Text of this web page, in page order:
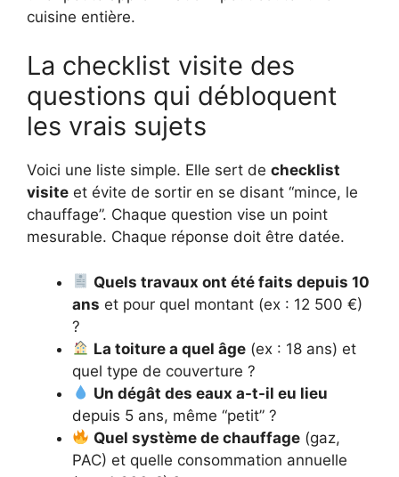
cuisine entière.
La checklist visite des
questions qui débloquent
les vrais sujets
Voici une liste simple. Elle sert de checklist
visite et évite de sortir en se disant “mince, le
chauffage”. Chaque question vise un point
mesurable. Chaque réponse doit être datée.
Quels travaux ont été faits depuis 10
ans et pour quel montant (ex : 12 500 €)
?
La toiture a quel âge (ex : 18 ans) et
quel type de couverture ?
Un dégât des eaux a-t-il eu lieu
depuis 5 ans, même “petit” ?
Quel système de chauffage (gaz,
PAC) et quelle consommation annuelle